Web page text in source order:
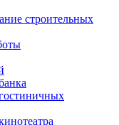
строительных